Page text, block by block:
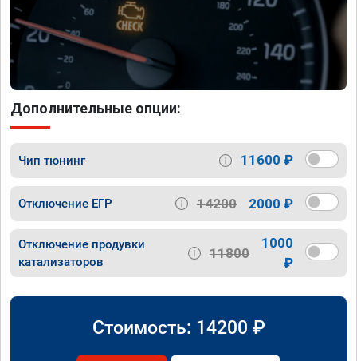
Дополнительные опции:
Чип тюнинг 11600 ₽
Отключение ЕГР 14200 2000 ₽
Отключение продувки
катализаторов
11800
1000
₽
Стоимость: 14200 ₽